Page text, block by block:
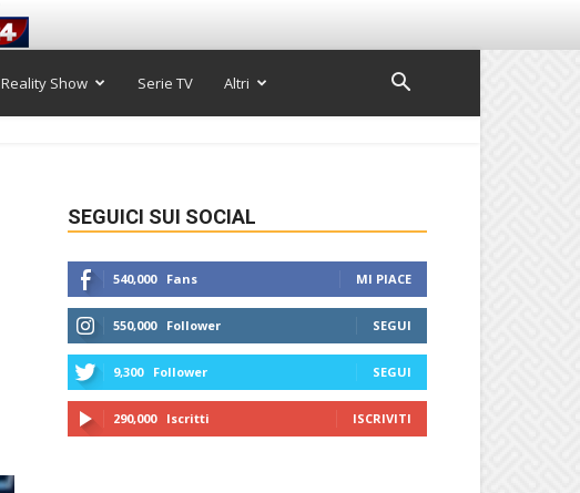
Reality Show Serie TV Altri
SEGUICI SUI SOCIAL
540,000 Fans MI PIACE
550,000 Follower SEGUI
9,300 Follower SEGUI
290,000 Iscritti ISCRIVITI